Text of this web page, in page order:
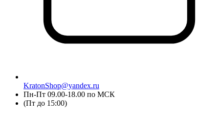
KratonShop@yandex.ru
Пн-Пт 09.00-18.00 по МСК
(Пт до 15:00)